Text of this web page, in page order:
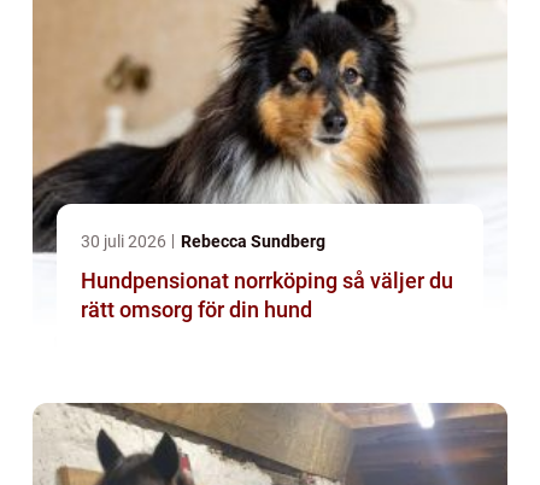
30 juli 2026 Rebecca Sundberg
Hundpensionat norrköping så väljer du
rätt omsorg för din hund